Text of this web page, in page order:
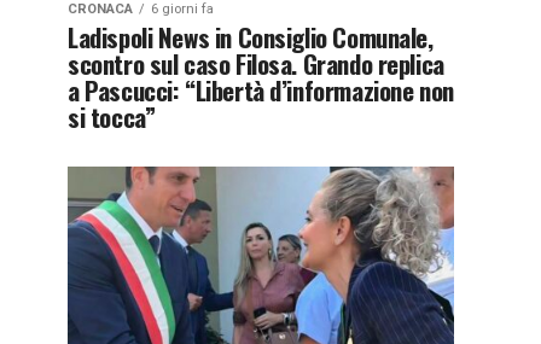
CRONACA 6 giorni fa
Ladispoli News in Consiglio Comunale,
scontro sul caso Filosa. Grando replica
a Pascucci: “Libertà d’informazione non
si tocca”